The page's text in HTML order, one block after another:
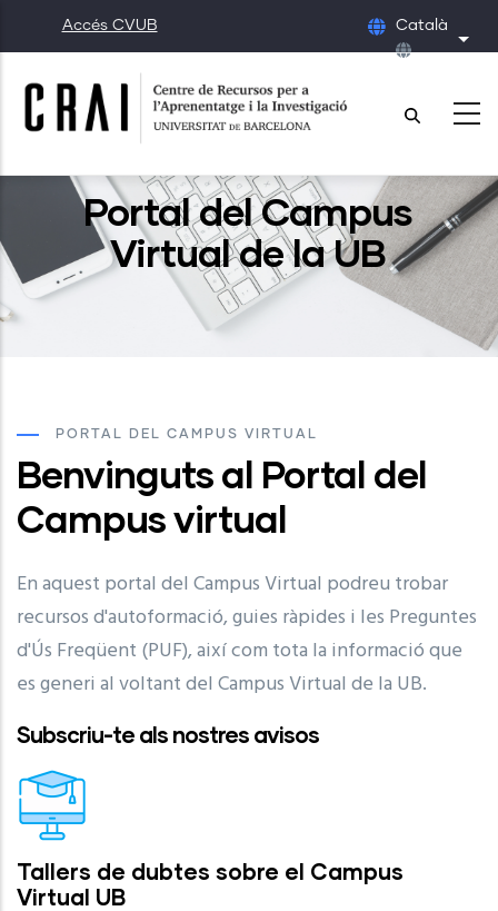
al
contingut
Accés CVUB
Català
Portal del Campus
Virtual de la UB
PORTAL DEL CAMPUS VIRTUAL
Benvinguts al Portal del
Campus virtual
En aquest portal del Campus Virtual podreu trobar
recursos d'autoformació, guies ràpides i les Preguntes
d'Ús Freqüent (PUF), així com tota la informació que
es generi al voltant del Campus Virtual de la UB.
Subscriu-te als nostres avisos
Tallers de dubtes sobre el Campus
Virtual UB